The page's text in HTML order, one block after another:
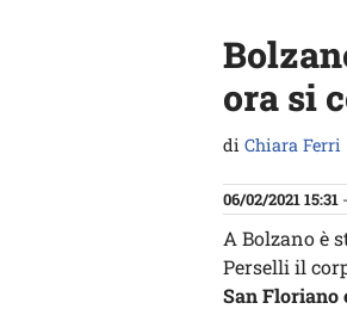
ora si
di Chiara Ferri
06/02/2021 15:31
A Bolzano è
Perselli il
San Floriano